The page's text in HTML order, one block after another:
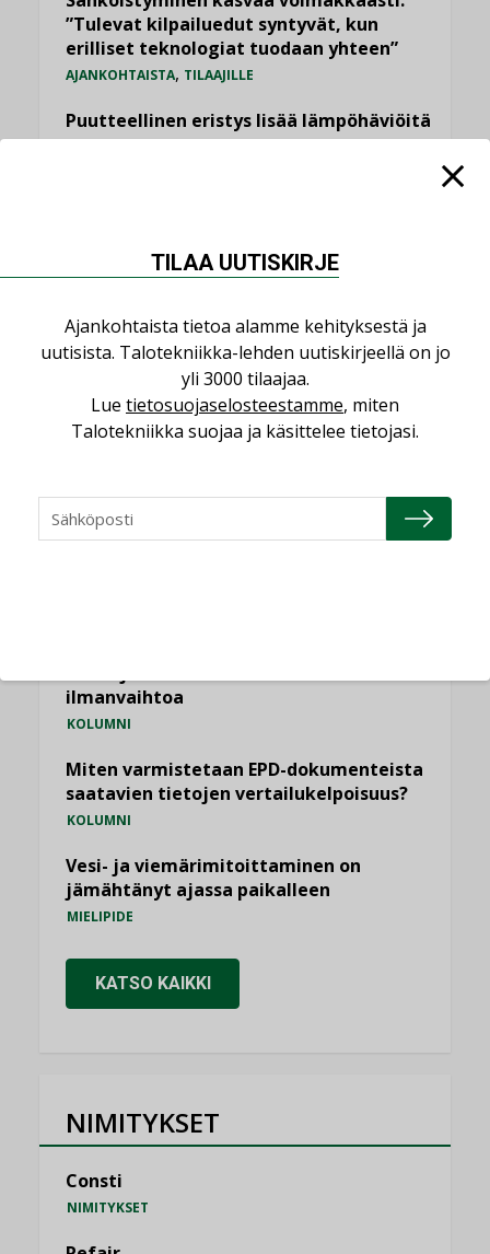
”Tulevat kilpailuedut syntyvät, kun
erilliset teknologiat tuodaan yhteen”
AJANKOHTAISTA, TILAAJILLE
Puutteellinen eristys lisää lämpöhäviöitä
NÄKÖKULMIA
Puheista tekoihin – uusin teknologia
käyttöön kiinteistöissä
ilmanvaihtoa
KOLUMNI
Miten varmistetaan EPD-dokumenteista
saatavien tietojen vertailukelpoisuus?
KOLUMNI
Vesi- ja viemärimitoittaminen on
jämähtänyt ajassa paikalleen
MIELIPIDE
KATSO KAIKKI
NIMITYKSET
Consti
NIMITYKSET
TILAA UUTISKIRJE
Ajankohtaista tietoa alamme kehityksestä ja
uutisista. Talotekniikka-lehden uutiskirjeellä on jo
yli 3000 tilaajaa.
Lue tietosuojaselosteestamme, miten
Talotekniikka suojaa ja käsittelee tietojasi.